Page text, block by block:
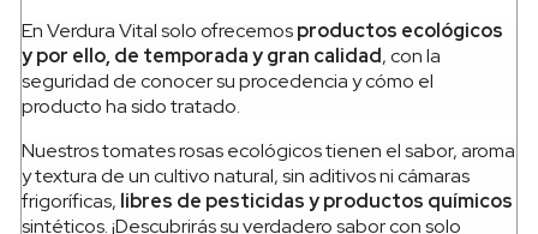
En Verdura Vital solo ofrecemosproductos ecológicos
y por ello, de temporada y gran calidad, con la
seguridad de conocer su procedencia y cómo el
producto ha sido tratado.
Nuestros tomates rosas ecológicos tienen el sabor, aroma
y textura de un cultivo natural, sin aditivos ni cámaras
frigoríficas, libres de pesticidas y productos químicos
sintéticos. ¡Descubrirás su verdadero sabor con solo